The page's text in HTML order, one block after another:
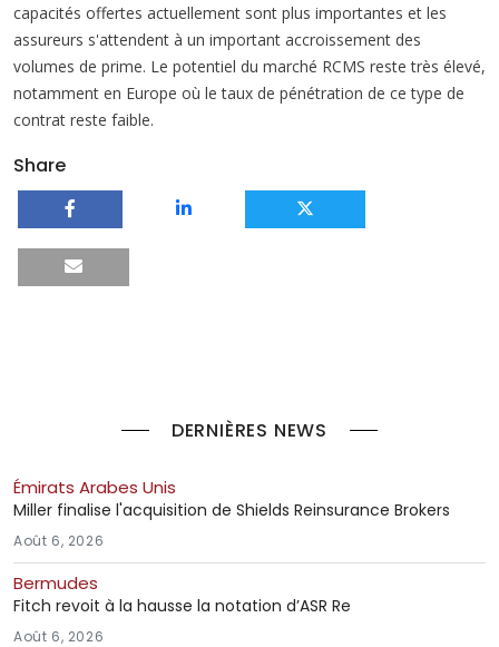
capacités offertes actuellement sont plus importantes et les
assureurs s'attendent à un important accroissement des
volumes de prime. Le potentiel du marché RCMS reste très élevé,
notamment en Europe où le taux de pénétration de ce type de
contrat reste faible.
Share
DERNIÈRES NEWS
Émirats Arabes Unis
Miller finalise l'acquisition de Shields Reinsurance Brokers
Août 6, 2026
Bermudes
Fitch revoit à la hausse la notation d’ASR Re
Août 6, 2026